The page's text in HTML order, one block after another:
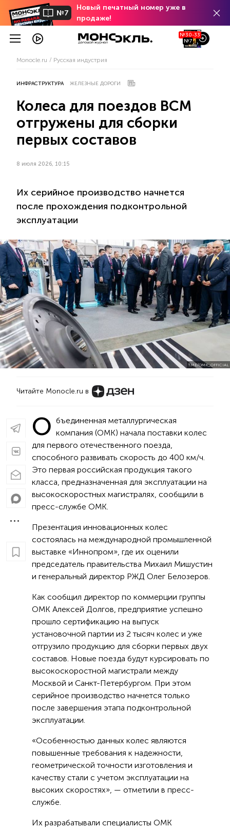
№7
Новый печатный номер уже в
продаже!
№30-33
№7
Monocle.ru Русская индустрия
ИНФРАСТРУКТУРА ЖЕЛЕЗНЫЕ ДОРОГИ
Колеса для поездов ВСМ
отгружены для сборки
первых составов
8 июля 2026, 10:15
Их серийное производство начнется
после прохождения подконтрольной
эксплуатации
T.ME/OMK_OFFICIAL
Читайте Monocle.ru в
О бъединенная металлургическая
компания (ОМК) начала поставки колес
для первого отечественного поезда,
способного развивать скорость до 400 км/ч.
Это первая российская продукция такого
класса, предназначенная для эксплуатации на
высокоскоростных магистралях, сообщили в
пресс-службе ОМК.
Презентация инновационных колес
состоялась на международной промышленной
выставке «Иннопром», где их оценили
председатель правительства Михаил Мишустин
и генеральный директор РЖД Олег Белозеров.
Как сообщил директор по коммерции группы
ОМК Алексей Долгов, предприятие успешно
прошло сертификацию на выпуск
установочной партии из 2 тысяч колес и уже
отгрузило продукцию для сборки первых двух
составов. Новые поезда будут курсировать по
высокоскоростной магистрали между
Москвой и Санкт-Петербургом. При этом
серийное производство начнется только
после завершения этапа подконтрольной
эксплуатации.
«Особенностью данных колес являются
повышенные требования к надежности,
геометрической точности изготовления и
качеству стали с учетом эксплуатации на
высоких скоростях», — отметили в пресс-
службе.
Их разрабатывали специалисты ОМК